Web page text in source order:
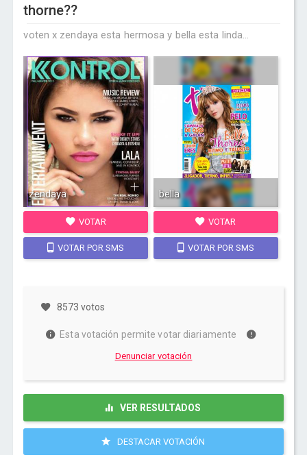
thorne??
voten x zendaya esta hermosa y bella esta linda...
zendaya
VOTAR
VOTAR POR SMS
bella
VOTAR
VOTAR POR SMS
8573 votos
Esta votación permite votar diariamente
Denunciar votación
VER RESULTADOS
DESTACAR VOTACIÓN